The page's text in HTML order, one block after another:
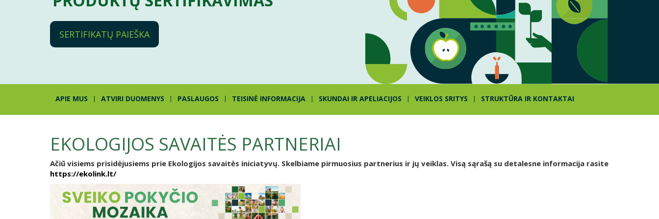
SERTIFIKATŲ PAIEŠKA
APIE MUS ATVIRI DUOMENYS PASLAUGOS TEISINĖ INFORMACIJA SKUNDAI IR APELIACIJOS VEIKLOS SRITYS STRUKTŪRA IR KONTAKTAI
EKOLOGIJOS SAVAITĖS PARTNERIAI
Ačiū visiems prisidėjusiems prie Ekologijos savaitės iniciatyvų. Skelbiame pirmuosius partnerius ir jų veiklas. Visą sąrašą su detalesne informacija rasite
https://ekolink.lt/